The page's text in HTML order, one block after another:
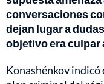
conversaciones
dejan lugar a
objetivo era culpar
Konashénkov indicó